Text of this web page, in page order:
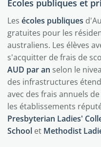
Écoles publiques et
Les écoles publiques
gratuites pour les
australiens. Les élèves
s'acquitter de frais de
AUD par an selon le
des infrastructures
avec des frais annuels de
les établissements
Presbyterian Ladies'
School et Methodist